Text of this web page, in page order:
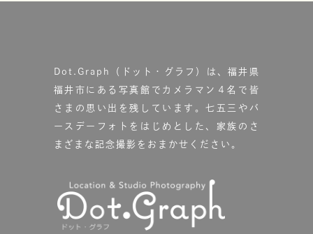
Dot.Graph（ドット・グラフ）は、福井県
福井市にある写真館で カメラマン４名で皆
さまの思い出を残しています。七五三やバ
ースデーフォトをはじめとした、家族のさ
まざまな記念撮影をおまかせください。